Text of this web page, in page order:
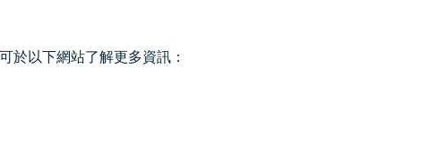
於以下網站了解更多資訊：